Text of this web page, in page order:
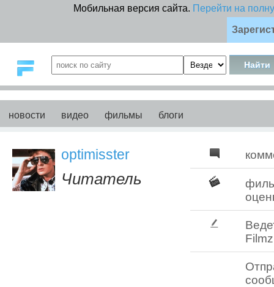
Мобильная версия сайта. Перейти на
новости видео фильмы блоги
optimisster
Читатель